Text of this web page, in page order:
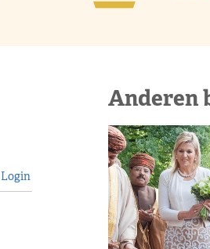
Login
Anderen